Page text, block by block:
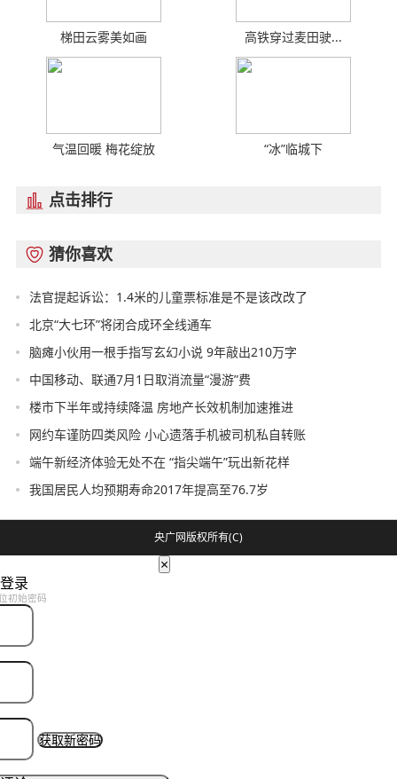
梯田云雾美如画 高铁穿过麦田驶...
气温回暖 梅花绽放 “冰”临城下
 点击排行
 猜你喜欢
法官提起诉讼：1.4米的儿童票标准是不是该改改了
北京“大七环”将闭合成环全线通车
脑瘫小伙用一根手指写玄幻小说 9年敲出210万字
中国移动、联通7月1日取消流量“漫游”费
楼市下半年或持续降温 房地产长效机制加速推进
网约车谨防四类风险 小心遗落手机被司机私自转账
端午新经济体验无处不在 “指尖端午”玩出新花样
我国居民人均预期寿命2017年提高至76.7岁
央广网版权所有(C)
×
录
初始密码
获取新密码